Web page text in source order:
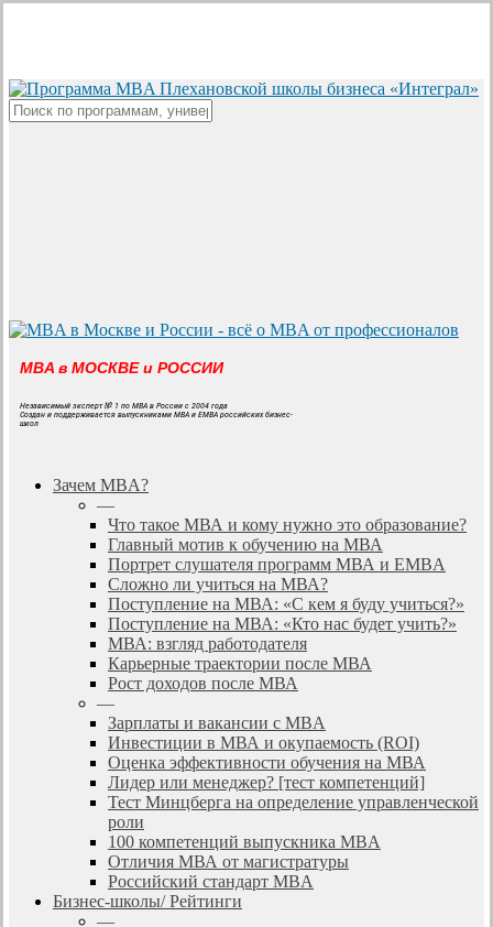
content
MBA в МОСКВЕ и РОССИИ
Независимый эксперт № 1 по MBA в России с 2004 года
Создан и поддерживается выпускниками MBA и EMBA российских бизнес-
школ
search
Menu
Зачем MBA?
—
Что такое МВА и кому нужно это образование?
Главный мотив к обучению на МВА
Портрет слушателя программ МВА и EMBA
Сложно ли учиться на МВА?
Поступление на МВА: «С кем я буду учиться?»
Поступление на МВА: «Кто нас будет учить?»
МВА: взгляд работодателя
Карьерные траектории после МВА
Рост доходов после МВА
—
Зарплаты и вакансии с MBA
Инвестиции в МВА и окупаемость (ROI)
Оценка эффективности обучения на МВА
Лидер или менеджер? [тест компетенций]
Тест Минцберга на определение управленческой
роли
100 компетенций выпускника MBA
Отличия МВА от магистратуры
Российский стандарт MBA
Бизнес-школы/ Рейтинги
—